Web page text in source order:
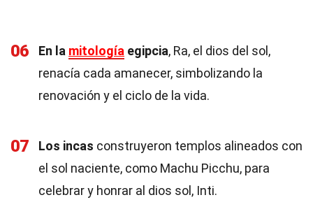
06 En la mitología egipcia, Ra, el dios del sol,
renacía cada amanecer, simbolizando la
renovación y el ciclo de la vida.
07 Los incas construyeron templos alineados con
el sol naciente, como Machu Picchu, para
celebrar y honrar al dios sol, Inti.